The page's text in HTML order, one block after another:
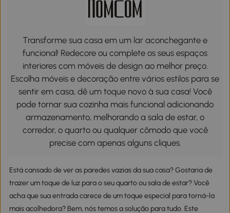
Transforme sua casa em um lar aconchegante e
funcional! Redecore ou complete os seus espaços
interiores com móveis de design ao melhor preço.
Escolha móveis e decoração entre vários estilos para se
sentir em casa, dê um toque novo à sua casa! Você
pode tornar sua cozinha mais funcional adicionando
armazenamento, melhorando a sala de estar, o
corredor, o quarto ou qualquer cômodo que você
precise com apenas alguns cliques.
Está cansado de ver as paredes vazias da sua casa? Gostaria de
trazer um toque de luz para o seu quarto ou sala de estar? Você
acha que sua entrada carece de um toque especial para torná-la
mais acolhedora? Bem, nós temos a solução para tudo. Este